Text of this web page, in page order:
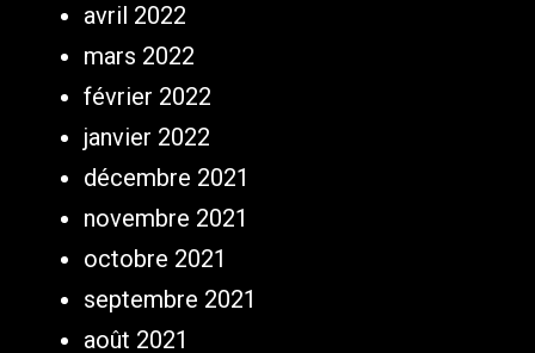
avril 2022
mars 2022
février 2022
janvier 2022
décembre 2021
novembre 2021
octobre 2021
septembre 2021
août 2021